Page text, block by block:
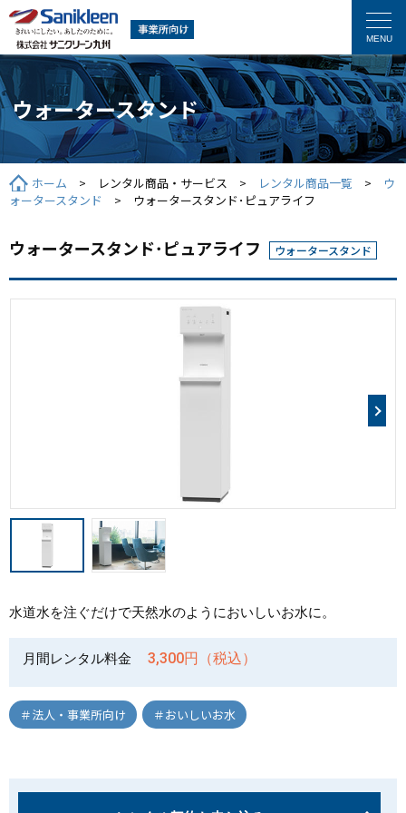
ウォータースタンド
ホーム > レンタル商品・サービス > レンタル商品一覧 >
ウ
ォータースタンド
> ウォータースタンド･ピュアライフ
ウォータースタンド･ピュアライフ ウォータースタンド
水道水を注ぐだけで天然水のようにおいしいお水に。
月間レンタル料金 3,300円（税込）
＃法人・事業所向け ＃おいしいお水